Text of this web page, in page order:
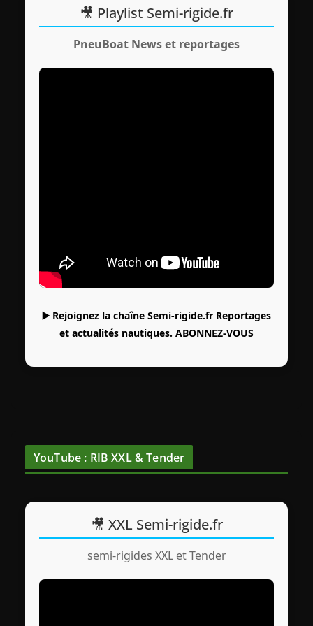
🎥 Playlist Semi-rigide.fr
PneuBoat News et reportages
▶️ Rejoignez la chaîne Semi-rigide.fr Reportages
et actualités nautiques. ABONNEZ-VOUS
YouTube : RIB XXL & Tender
🎥 XXL Semi-rigide.fr
semi-rigides XXL et Tender